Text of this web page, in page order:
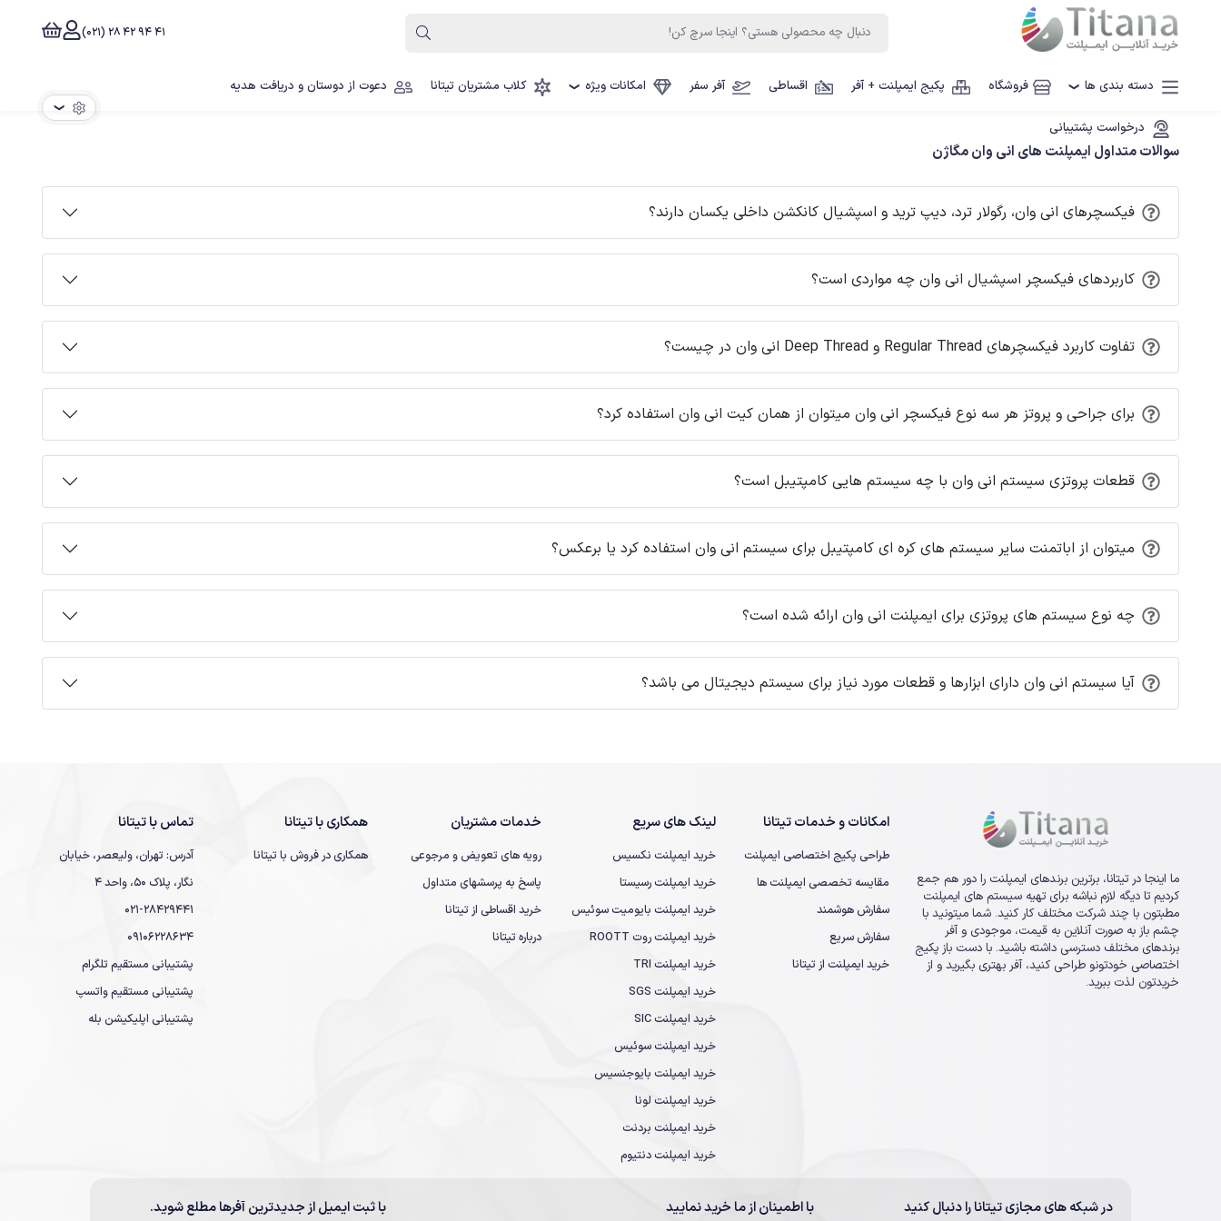
41 94 42 28 (021)
دسته بندی ها ❯ فروشگاه پکیج ایمپلنت + آفر اقساطی آفر سفر امکانات ویژه ❯ کلاب مشتریان تیتانا دعوت از دوستان و دریافت هدیه
درخواست پشتیبانی
❯
سوالات متداول ایمپلنت های انی وان مگاژن
فیکسچرهای انی وان، رگولار ترد، دیپ ترید و اسپشیال کانکشن داخلی یکسان دارند؟
کاربردهای فیکسچر اسپشیال انی وان چه مواردی است؟
تفاوت کاربرد فیکسچرهای Regular Thread و Deep Thread انی وان در چیست؟
برای جراحی و پروتز هر سه نوع فیکسچر انی وان میتوان از همان کیت انی وان استفاده کرد؟
قطعات پروتزی سیستم انی وان با چه سیستم هایی کامپتیبل است؟
میتوان از اباتمنت سایر سیستم های کره ای کامپتیبل برای سیستم انی وان استفاده کرد یا برعکس؟
چه نوع سیستم های پروتزی برای ایمپلنت انی وان ارائه شده است؟
آیا سیستم انی وان دارای ابزارها و قطعات مورد نیاز برای سیستم دیجیتال می باشد؟
ما اینجا در تیتانا، برترین برندهای ایمپلنت را دور هم جمع
کردیم تا دیگه لازم نباشه برای تهیه سیستم های ایمپلنت
مطبتون با چند شرکت مختلف کار کنید. شما میتونید با
چشم باز به صورت آنلاین به قیمت، موجودی و آفر
برندهای مختلف دسترسی داشته باشید. با دست باز پکیج
اختصاصی خودتونو طراحی کنید، آفر بهتری بگیرید و از
خریدتون لذت ببرید.
امکانات و خدمات تیتانا
طراحی پکیج اختصاصی ایمپلنت
مقایسه تخصصی ایمپلنت ها
سفارش هوشمند
سفارش سریع
خرید ایمپلنت از تیتانا
لینک های سریع
خرید ایمپلنت نکسیس
خرید ایمپلنت رسیستا
خرید ایمپلنت بایومیت سوئیس
خرید ایمپلنت روت ROOTT
خرید ایمپلنت TRI
خرید ایمپلنت SGS
خرید ایمپلنت SIC
خرید ایمپلنت سوئیس
خرید ایمپلنت بایوجنسیس
خرید ایمپلنت لونا
خرید ایمپلنت بردنت
خرید ایمپلنت دنتیوم
خدمات مشتریان
رویه های تعویض و مرجوعی
پاسخ به پرسشهای متداول
خرید اقساطی از تیتانا
درباره تیتانا
همکاری با تیتانا
همکاری در فروش با تیتانا
تماس با تیتانا
آدرس: تهران، ولیعصر، خیابان
نگار، پلاک 50، واحد 4
021-28429441
09106228634
پشتیبانی مستقیم تلگرام
پشتیبانی مستقیم واتسپ
پشتیبانی اپلیکیشن بله
در شبکه های مجازی تیتانا را دنبال کنید با اطمینان از ما خرید نمایید با ثبت ایمیل از جدیدترین آفرها مطلع شوید.